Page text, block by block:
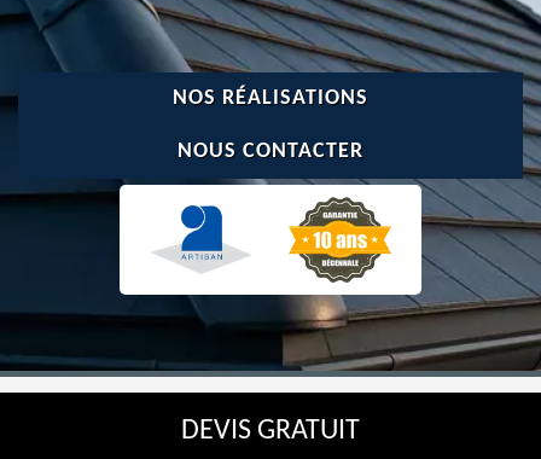
NOS RÉALISATIONS
NOUS CONTACTER
DEVIS GRATUIT